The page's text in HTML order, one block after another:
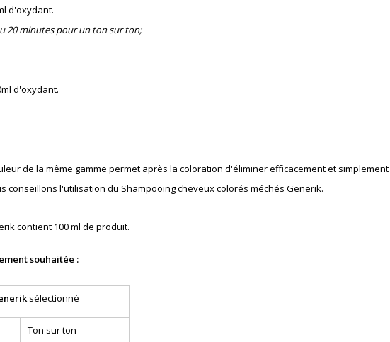
d'oxydant.
20 minutes pour un ton sur ton;
d'oxydant.
de la même gamme permet après la coloration d'éliminerefficacementet
conseillons l'utilisation du Shampooing cheveux colorés méchés Generik.
contient 100 ml de produit.
souhaitée :
sélectionné
Ton sur ton